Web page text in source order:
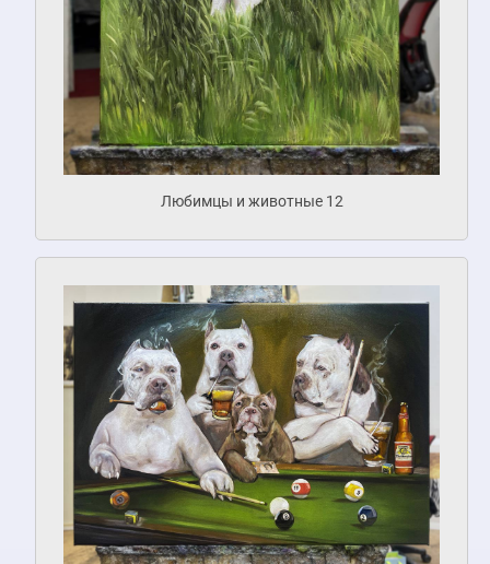
Любимцы и животные 12